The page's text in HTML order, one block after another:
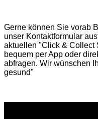
Gerne können Sie vorab
unser Kontaktformular
aktuellen "Click & Collect
bequem per App oder
abfragen. Wir wünschen
gesund"